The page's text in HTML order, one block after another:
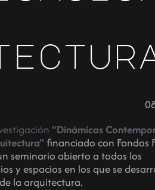
“Dinámicas
financiado con Fondos
seminario abierto a todos los
y espacios en los que se
la arquitectura.